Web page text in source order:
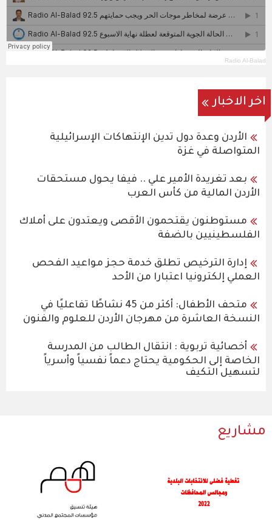
Radio Al-Balad
اخر الاخبار
الأردن وعدة دول تدين الإنتهاكات الإسرائيلية
المتواصلة في غزة
بعد تغريدة الأمير علي .. فيفا يحول مستحقات
الأردن المالية من كأس العرب
مستوطنون يقتحمون الأقصى ويعتدون على أملاك
الفلسطينيين بالضفة
إدارة الترخيص تطلق خدمة حجز مواعيد الفحص
العملي إلكترونيا اعتبارا من الأحد
متحف الأطفال: أكثر من 45 نشاطًا تفاعليًا في
النسخة العاشرة من مهرجان الأردن للعلوم والفنون
أخصائية تربوية : انتقال الطالب من المدرسة
الخاصة إلى الحكومية يحتاج دعماً نفسياً وأسرياً
لتسهيل التكيف
مشاريع